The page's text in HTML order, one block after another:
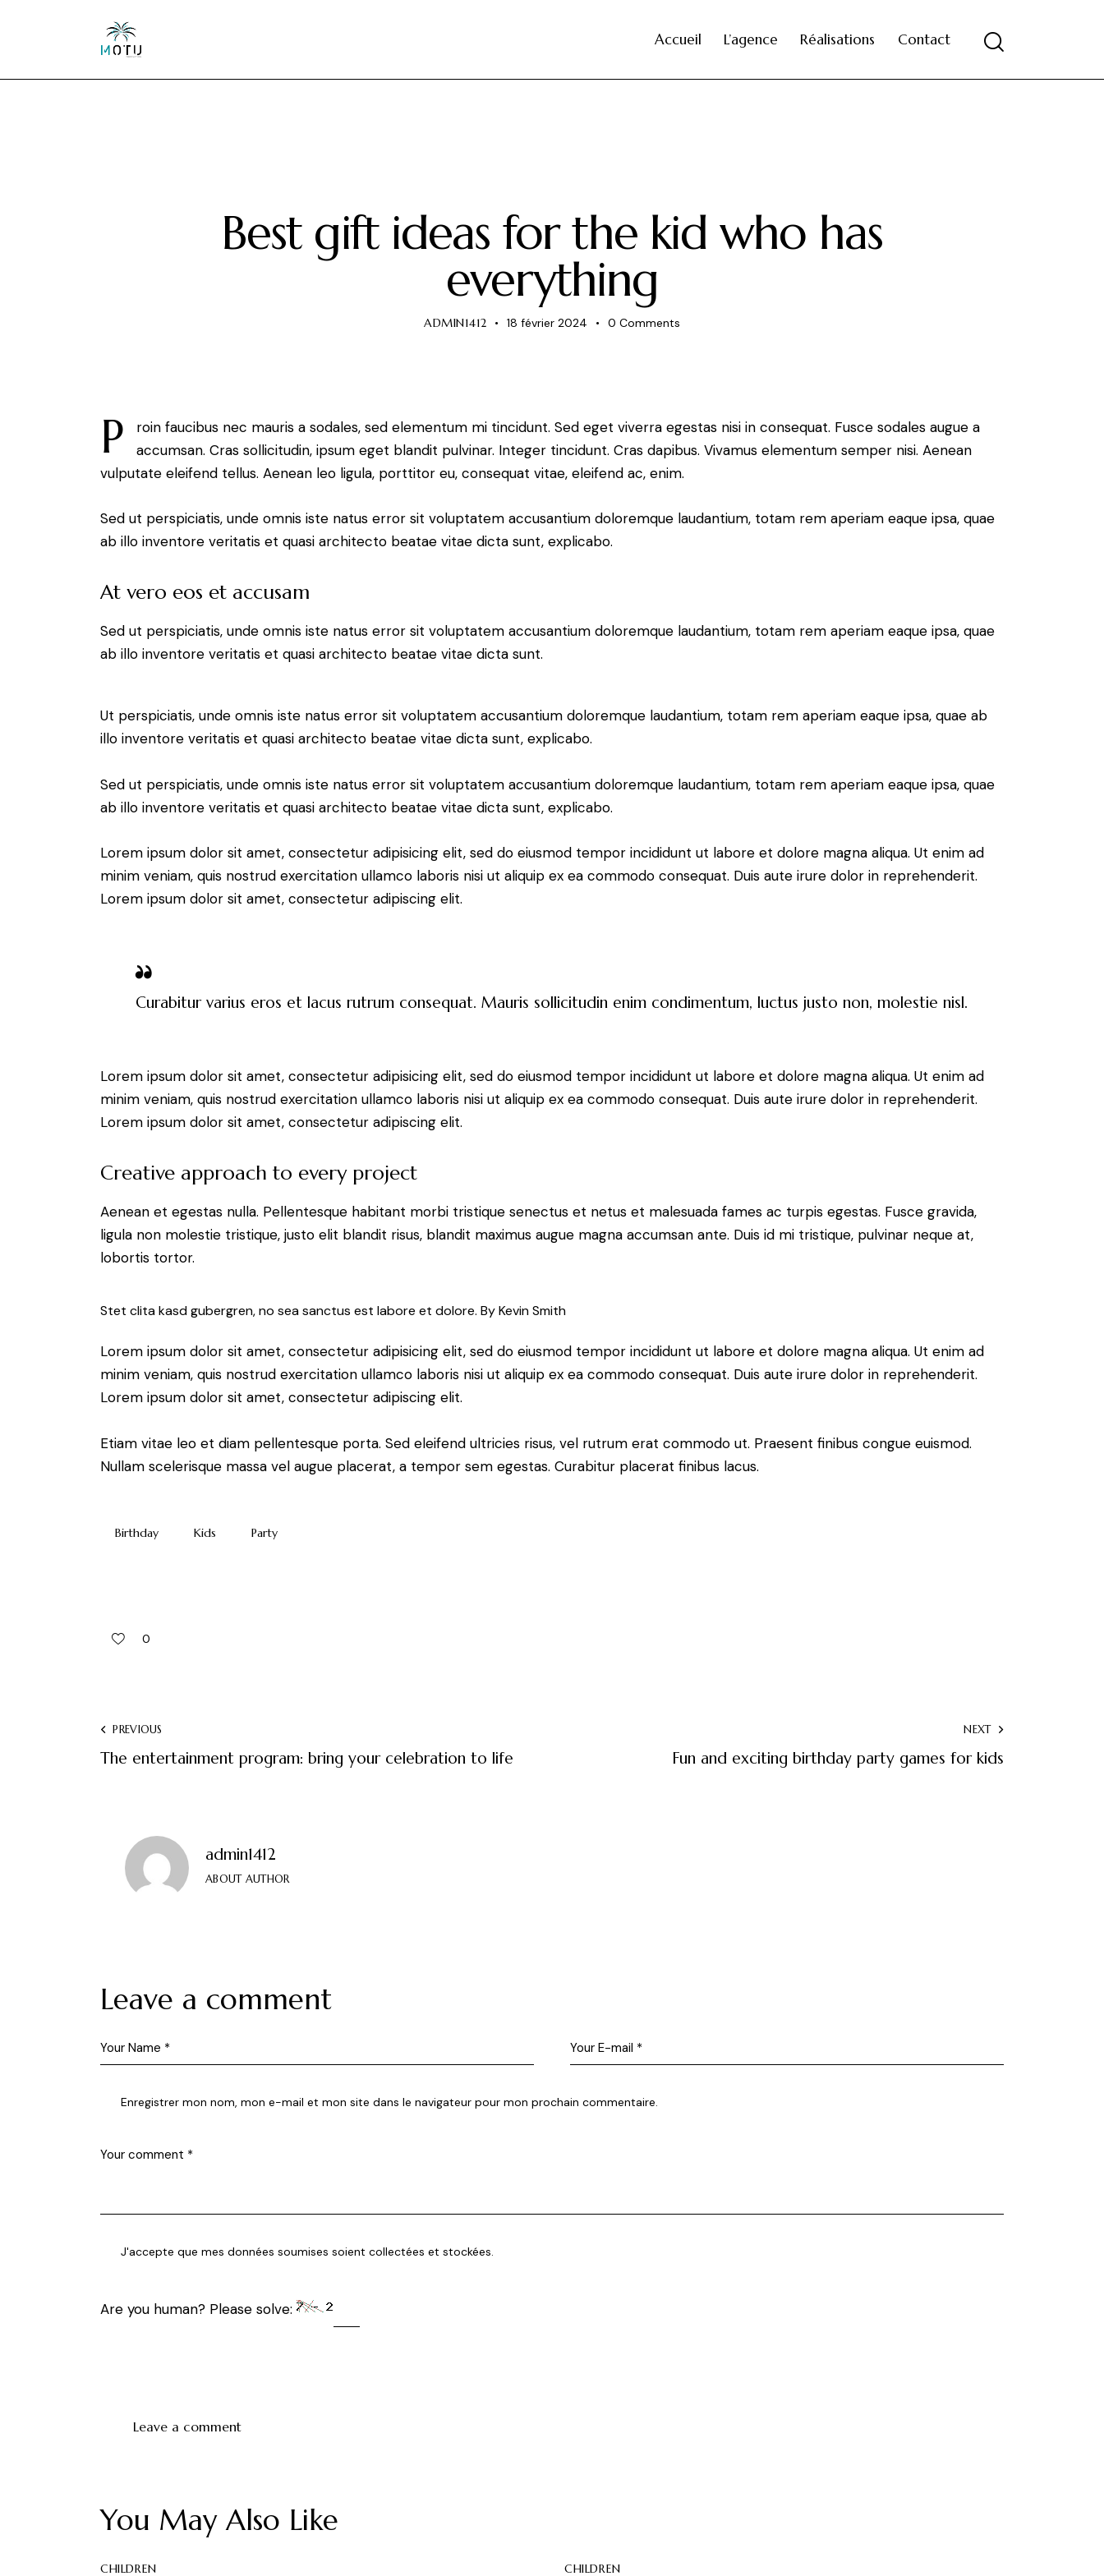
Accueil L’agence Réalisations Contact
Best gift ideas for the kid who has
everything
ADMIN1412 18 février 2024 0 Comments
P
roin faucibus nec mauris a sodales, sed elementum mi tincidunt. Sed eget viverra egestas nisi in consequat. Fusce sodales augue a
accumsan. Cras sollicitudin, ipsum eget blandit pulvinar. Integer tincidunt. Cras dapibus. Vivamus elementum semper nisi. Aenean
vulputate eleifend tellus. Aenean leo ligula, porttitor eu, consequat vitae, eleifend ac, enim.
Sed ut perspiciatis, unde omnis iste natus error sit voluptatem accusantium doloremque laudantium, totam rem aperiam eaque ipsa, quae
ab illo inventore veritatis et quasi architecto beatae vitae dicta sunt, explicabo.
At vero eos et accusam
Sed ut perspiciatis, unde omnis iste natus error sit voluptatem accusantium doloremque laudantium, totam rem aperiam eaque ipsa, quae
ab illo inventore veritatis et quasi architecto beatae vitae dicta sunt.
Ut perspiciatis, unde omnis iste natus error sit voluptatem accusantium doloremque laudantium, totam rem aperiam eaque ipsa, quae ab
illo inventore veritatis et quasi architecto beatae vitae dicta sunt, explicabo.
Sed ut perspiciatis, unde omnis iste natus error sit voluptatem accusantium doloremque laudantium, totam rem aperiam eaque ipsa, quae
ab illo inventore veritatis et quasi architecto beatae vitae dicta sunt, explicabo.
Lorem ipsum dolor sit amet, consectetur adipisicing elit, sed do eiusmod tempor incididunt ut labore et dolore magna aliqua. Ut enim ad
minim veniam, quis nostrud exercitation ullamco laboris nisi ut aliquip ex ea commodo consequat. Duis aute irure dolor in reprehenderit.
Lorem ipsum dolor sit amet, consectetur adipiscing elit.
Curabitur varius eros et lacus rutrum consequat. Mauris sollicitudin enim condimentum, luctus justo non, molestie nisl.
Lorem ipsum dolor sit amet, consectetur adipisicing elit, sed do eiusmod tempor incididunt ut labore et dolore magna aliqua. Ut enim ad
minim veniam, quis nostrud exercitation ullamco laboris nisi ut aliquip ex ea commodo consequat. Duis aute irure dolor in reprehenderit.
Lorem ipsum dolor sit amet, consectetur adipiscing elit.
Creative approach to every project
Aenean et egestas nulla. Pellentesque habitant morbi tristique senectus et netus et malesuada fames ac turpis egestas. Fusce gravida,
ligula non molestie tristique, justo elit blandit risus, blandit maximus augue magna accumsan ante. Duis id mi tristique, pulvinar neque at,
lobortis tortor.
Stet clita kasd gubergren, no sea sanctus est labore et dolore. ByKevin Smith
Lorem ipsum dolor sit amet, consectetur adipisicing elit, sed do eiusmod tempor incididunt ut labore et dolore magna aliqua. Ut enim ad
minim veniam, quis nostrud exercitation ullamco laboris nisi ut aliquip ex ea commodo consequat. Duis aute irure dolor in reprehenderit.
Lorem ipsum dolor sit amet, consectetur adipiscing elit.
Etiam vitae leo et diam pellentesque porta. Sed eleifend ultricies risus, vel rutrum erat commodo ut. Praesent finibus congue euismod.
Nullam scelerisque massa vel augue placerat, a tempor sem egestas. Curabitur placerat finibus lacus.
Birthday Kids Party
0
Navigation
de
PREVIOUS
The entertainment program: bring your celebration to life
NEXT
Fun and exciting birthday party games for kids
admin1412
ABOUT AUTHOR
Leave a comment
Enregistrer mon nom, mon e-mail et mon site dans le navigateur pour mon prochain commentaire.
J'accepte que mes données soumises soient collectées et stockées.
Are you human? Please solve:
You May Also Like
CHILDREN CHILDREN